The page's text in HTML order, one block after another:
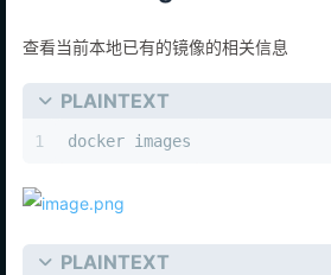
查看当前本地已有的镜像的相关信息
PLAINTEXT
1 docker images
PLAINTEXT